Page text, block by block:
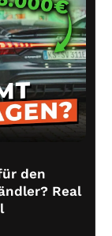
den
Real